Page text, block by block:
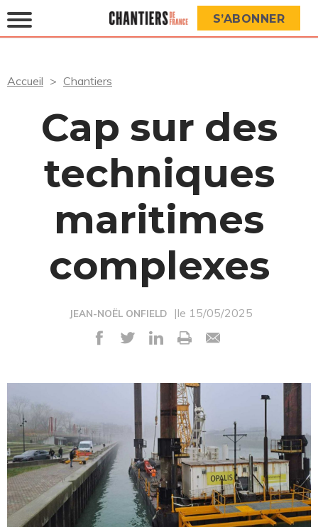
S’ABONNER
Accueil Chantiers
Cap sur des
techniques
maritimes
complexes
JEAN-NOËL ONFIELD |le 15/05/2025